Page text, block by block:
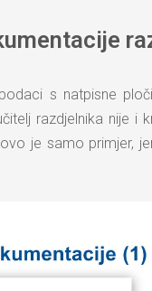
s natpisne
razdjelnika nije i
je samo primjer,